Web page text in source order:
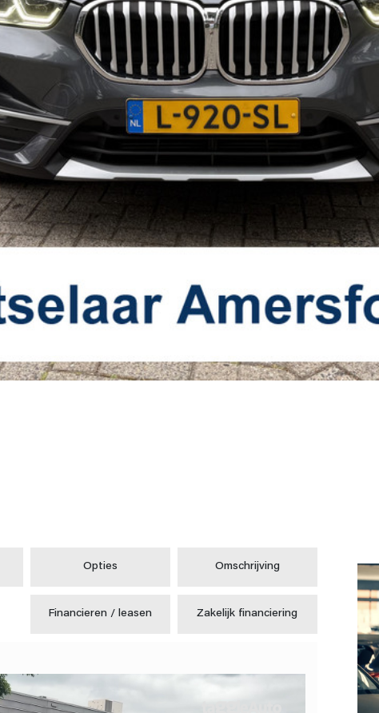
Opties Omschrijving
Financieren / leasen Zakelijk financiering